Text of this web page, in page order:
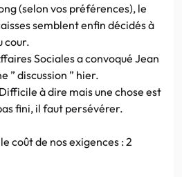
(selon vos préférences), le
semblent enfin décidés à
cour.
Sociales a convoqué Jean
” discussion ” hier.
à dire mais une chose est
fini, il faut persévérer.
coût de nos exigences : 2